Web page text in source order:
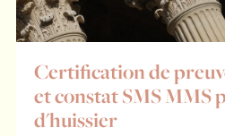
Certification de
et constat SMS MMS
d'huissier